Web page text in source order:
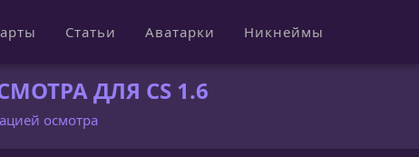
Статьи Аватарки Никнеймы
ДЛЯ CS 1.6
осмотра